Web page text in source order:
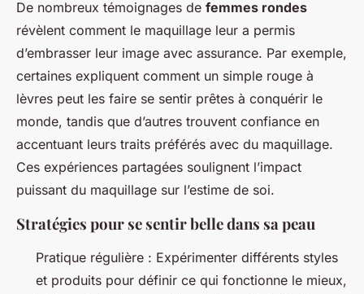
De nombreux témoignages de femmes rondes
révèlent comment le maquillage leur a permis
d’embrasser leur image avec assurance. Par exemple,
certaines expliquent comment un simple rouge à
lèvres peut les faire se sentir prêtes à conquérir le
monde, tandis que d’autres trouvent confiance en
accentuant leurs traits préférés avec du maquillage.
Ces expériences partagées soulignent l’impact
puissant du maquillage sur l’estime de soi.
Stratégies pour se sentir belle dans sa peau
Pratique régulière : Expérimenter différents styles
et produits pour définir ce qui fonctionne le mieux,